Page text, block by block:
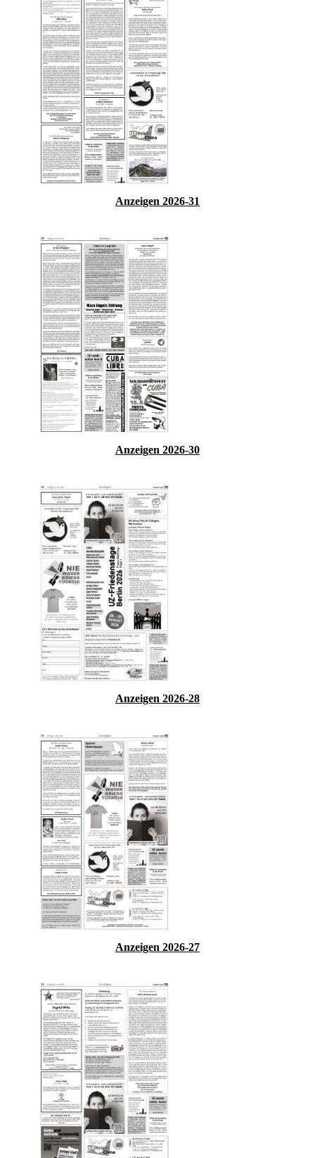
Anzeigen 2026-31
Anzeigen 2026-30
Anzeigen 2026-28
Anzeigen 2026-27